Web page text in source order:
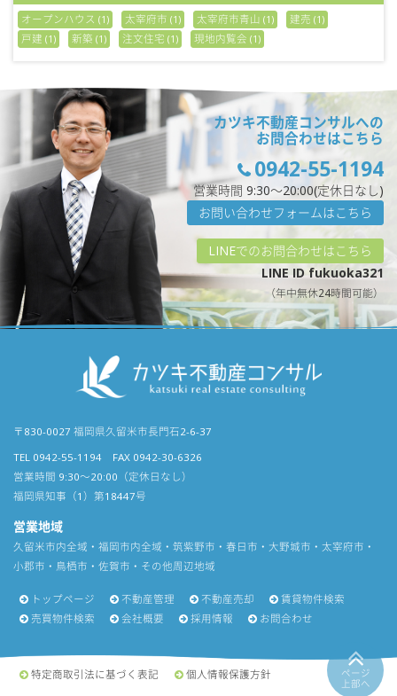
オープンハウス (1) 太宰府市 (1) 太宰府市青山 (1) 建売 (1)
戸建 (1) 新築 (1) 注文住宅 (1) 現地内覧会 (1)
ページ
上部へ
カツキ不動産コンサルへの
お問合わせはこちら
0942-55-1194
営業時間 9:30〜20:00(定休日なし)
お問い合わせフォームはこちら
LINEでのお問合わせはこちら
LINE ID fukuoka321
（年中無休24時間可能）
〒830-0027 福岡県久留米市長門石2-6-37
TEL 0942-55-1194 FAX 0942-30-6326
営業時間 9:30〜20:00（定休日なし）
福岡県知事（1）第18447号
営業地域
久留米市内全域・福岡市内全域・筑紫野市・春日市・大野城市・太宰府市・
小郡市・鳥栖市・佐賀市・その他周辺地域
トップページ 不動産管理 不動産売却
賃貸物件検索
売買物件検索
会社概要 採用情報 お問合わせ
特定商取引法に基づく表記 個人情報保護方針